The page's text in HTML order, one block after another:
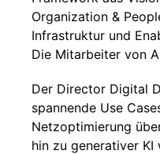
Organization &
Infrastruktur und
Die Mitarbeiter von
Der Director Digital
spannende Use
Netzoptimierung
hin zu generativer KI